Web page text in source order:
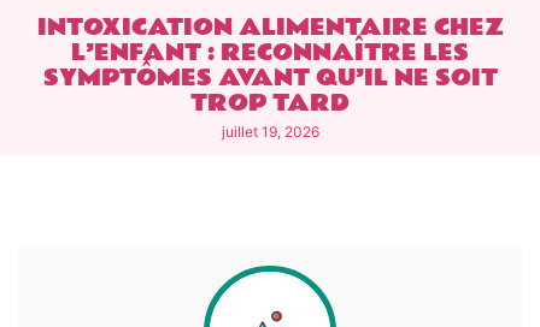
INTOXICATION ALIMENTAIRE CHEZ
L’ENFANT : RECONNAÎTRE LES
SYMPTÔMES AVANT QU’IL NE SOIT
TROP TARD
juillet 19, 2026